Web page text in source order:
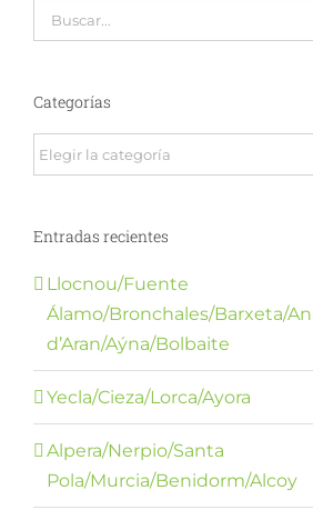
Buscar:
Categorías
Categorías
Entradas recientes
Llocnou/Fuente
Álamo/Bronchales/Barxeta/
d’Aran/Aýna/Bolbaite
Yecla/Cieza/Lorca/Ayora
Alpera/Nerpio/Santa
Pola/Murcia/Benidorm/Alcoy